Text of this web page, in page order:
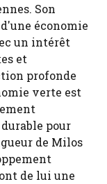
Son
économie
un intérêt
et
profonde
verte est
pour
de Milos
de lui une